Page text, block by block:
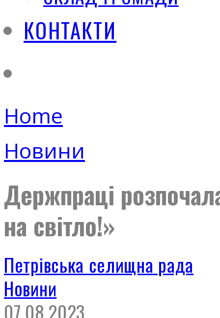
КОНТАКТИ
Home
Новини
Держпраці
на світло!»
Петрівська селищна рада
Новини
07.08.2023